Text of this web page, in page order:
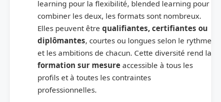
learning pour la flexibilité, blended learning pour
combiner les deux, les formats sont nombreux.
Elles peuvent être qualifiantes, certifiantes ou
diplômantes, courtes ou longues selon le rythme
et les ambitions de chacun. Cette diversité rend la
formation sur mesure accessible à tous les
profils et à toutes les contraintes
professionnelles.